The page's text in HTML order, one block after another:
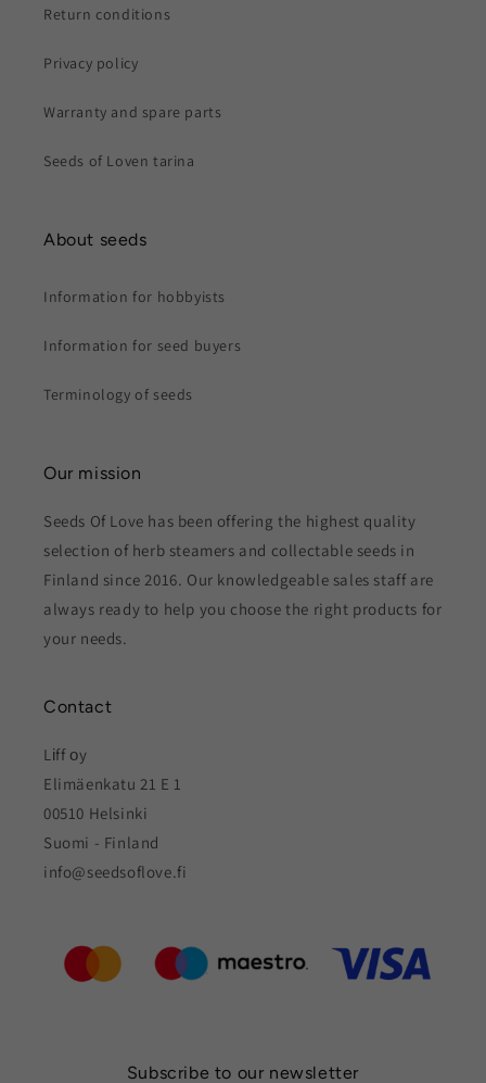
Return conditions
Privacy policy
Warranty and spare parts
Seeds of Loven tarina
About seeds
Information for hobbyists
Information for seed buyers
Terminology of seeds
Our mission
Seeds Of Love has been offering the highest quality
selection of herb steamers and collectable seeds in
Finland since 2016. Our knowledgeable sales staff are
always ready to help you choose the right products for
your needs.
Contact
Lіff оy
Elimäenkatu 21 E 1
00510 Helsinki
Suomi - Finland
info@seedsoflove.fi
Subscribe to our newsletter